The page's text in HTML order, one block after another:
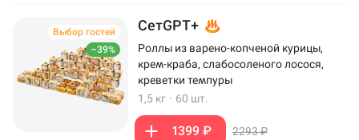
–39%
Выбор гостей СетGPT+
Роллы из варено-копченой курицы,
крем-краба, слабосоленого лосося,
креветки темпуры
1,5 кг · 60 шт.
1399 ₽ 2293 ₽